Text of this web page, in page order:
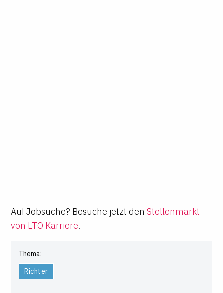
Auf Jobsuche? Besuche jetzt den Stellenmarkt
von LTO Karriere.
Thema:
Richter